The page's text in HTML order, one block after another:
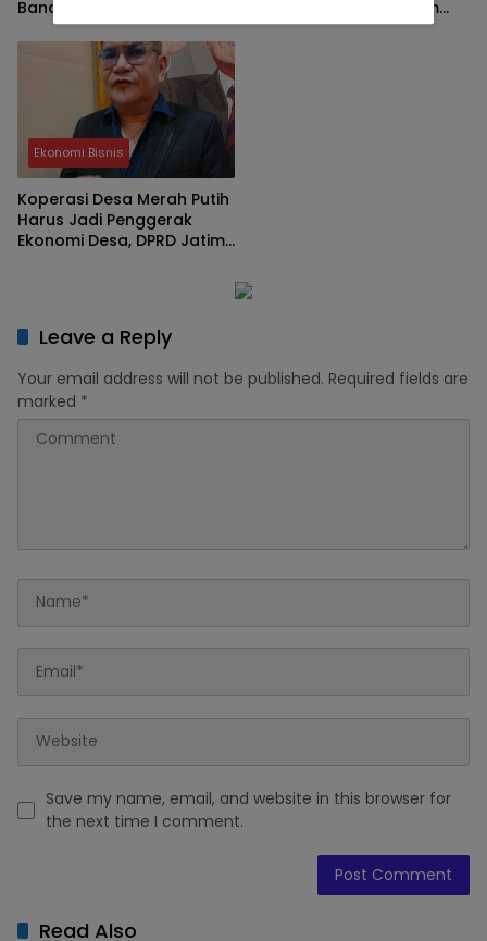
Bandulan’, Ungkap Sejarah
Asli Brand Legendaris Asal
Malang
Investasi Industri, Jatim
Bidik Posisi Hub Manufaktur
Ekonomi Bisnis
Koperasi Desa Merah Putih
Harus Jadi Penggerak
Ekonomi Desa, DPRD Jatim:
Leave a Reply
Your email address will not be published. Required fields are
marked *
Save my name, email, and website in this browser for
the next time I comment.
Read Also